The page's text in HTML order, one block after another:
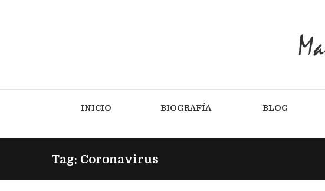
INICIO BIOGRAFÍA BLOG
Tag: Coronavirus